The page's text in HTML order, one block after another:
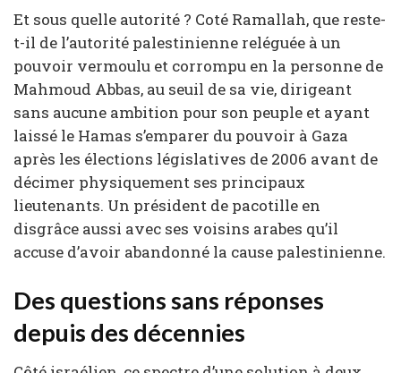
Et sous quelle autorité ? Coté Ramallah, que reste-
t-il de l’autorité palestinienne reléguée à un
pouvoir vermoulu et corrompu en la personne de
Mahmoud Abbas, au seuil de sa vie, dirigeant
sans aucune ambition pour son peuple et ayant
laissé le Hamas s’emparer du pouvoir à Gaza
après les élections législatives de 2006 avant de
décimer physiquement ses principaux
lieutenants. Un président de pacotille en
disgrâce aussi avec ses voisins arabes qu’il
accuse d’avoir abandonné la cause palestinienne.
Des questions sans réponses
depuis des décennies